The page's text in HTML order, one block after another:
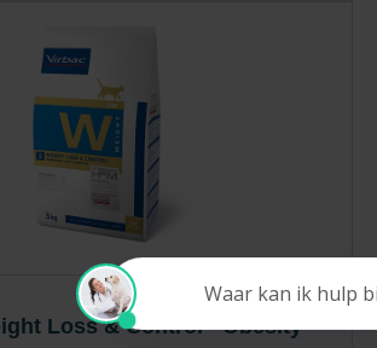
Loss & Control - Obesity